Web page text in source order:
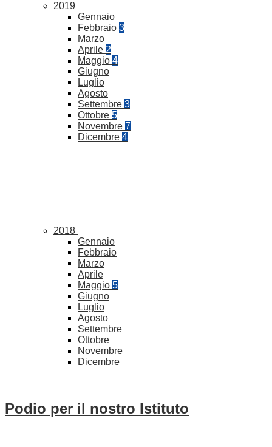
2019
Gennaio
Febbraio 3
Marzo
Aprile 2
Maggio 4
Giugno
Luglio
Agosto
Settembre 3
Ottobre 5
Novembre 7
Dicembre 4
2018
Gennaio
Febbraio
Marzo
Aprile
Maggio 5
Giugno
Luglio
Agosto
Settembre
Ottobre
Novembre
Dicembre
Podio per il nostro Istituto